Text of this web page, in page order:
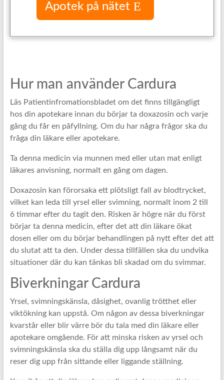
Apotek på nätet
Hur man använder Cardura
Läs Patientinfromationsbladet om det finns tillgängligt
hos din apotekare innan du börjar ta doxazosin och varje
gång du får en påfyllning. Om du har några frågor ska du
fråga din läkare eller apotekare.
Ta denna medicin via munnen med eller utan mat enligt
läkares anvisning, normalt en gång om dagen.
Doxazosin kan förorsaka ett plötsligt fall av blodtrycket,
vilket kan leda till yrsel eller svimning, normalt inom 2 till
6 timmar efter du tagit den. Risken är högre när du först
börjar ta denna medicin, efter det att din läkare ökat
dosen eller om du börjar behandlingen på nytt efter det att
du slutat att ta den. Under dessa tillfällen ska du undvika
situationer där du kan tänkas bli skadad om du svimmar.
Biverkningar Cardura
Yrsel, svimningskänsla, dåsighet, ovanlig trötthet eller
viktökning kan uppstå. Om någon av dessa biverkningar
kvarstår eller blir värre bör du tala med din läkare eller
apotekare omgående. För att minska risken av yrsel och
svimningskänsla ska du ställa dig upp långsamt när du
reser dig upp från sittande eller liggande ställning.